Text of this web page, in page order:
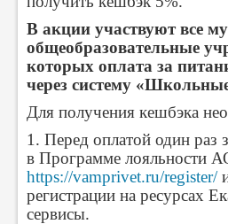
В акции участвуют все
общеобразовательные
которых оплата за
через систему
Для получения кешбэка
1. Перед оплатой один раз
в Программе лояльности
https://vamprivet.ru/register/
регистрации на ресурсах
сервисы.